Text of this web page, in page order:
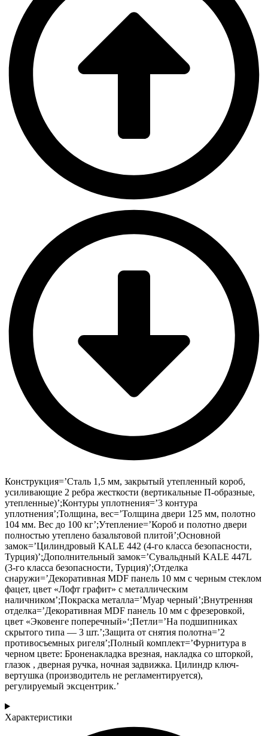
Конструкция=’Сталь 1,5 мм, закрытый утепленный короб,
усиливающие 2 ребра жесткости (вертикальные П-образные,
утепленные)’;Контуры уплотнения=’3 контура
уплотнения’;Толщина, вес=’Толщина двери 125 мм, полотно
104 мм. Вес до 100 кг’;Утепление=’Короб и полотно двери
полностью утеплено базальтовой плитой’;Основной
замок=’Цилиндровый KALE 442 (4-го класса безопасности,
Турция)’;Дополнительный замок=’Сувальдный KALE 447L
(3-го класса безопасности, Турция)’;Отделка
снаружи=’Декоративная MDF панель 10 мм с черным стеклом
фацет, цвет «Лофт графит» с металлическим
наличником’;Покраска металла=’Муар черный’;Внутренняя
отделка=’Декоративная MDF панель 10 мм с фрезеровкой,
цвет «Эковенге поперечный»‘;Петли=’На подшипниках
скрытого типа — 3 шт.’;Защита от снятия полотна=’2
противосъемных ригеля’;Полный комплект=’Фурнитура в
черном цвете: Броненакладка врезная, накладка со шторкой,
глазок , дверная ручка, ночная задвижка. Цилиндр ключ-
вертушка (производитель не регламентируется),
регулируемый эксцентрик.’
Характеристики